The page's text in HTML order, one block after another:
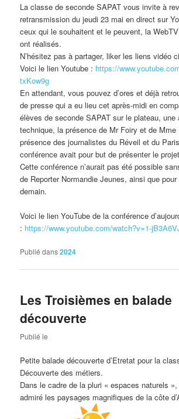
La classe de seconde SAPAT vous invite à
retransmission du jeudi 23 mai en direct sur
ceux qui le souhaitent et le peuvent, la
ont réalisés.
N’hésitez pas à partager, liker les liens vidéo
Voici le lien Youtube : https://
txKow9g
En attendant, vous pouvez d’ores et déjà
de presse qui a eu lieu cet après-midi en
élèves de seconde SAPAT sur le plateau, une
technique, la présence de Mr Foiry et de Mme
présence des journalistes du Réveil et du
conférence avait pour but de présenter le
Cette conférence n’aurait pas été possible
de Reporter Normandie Jeunes, ainsi que
demain.
Voici le lien YouTube de la conférence
: https://www.youtube.com/watch?v=1-
Publié dans2024
Les Troisièmes en balade
découverte
Publié le
Petite balade découverte d’Etretat pour la
Découverte des métiers.
Dans le cadre de la pluri « espaces naturels
admiré les paysages magnifiques de la côte